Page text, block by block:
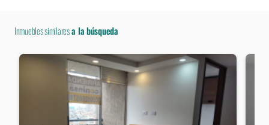
Inmuebles similaresa la búsqueda